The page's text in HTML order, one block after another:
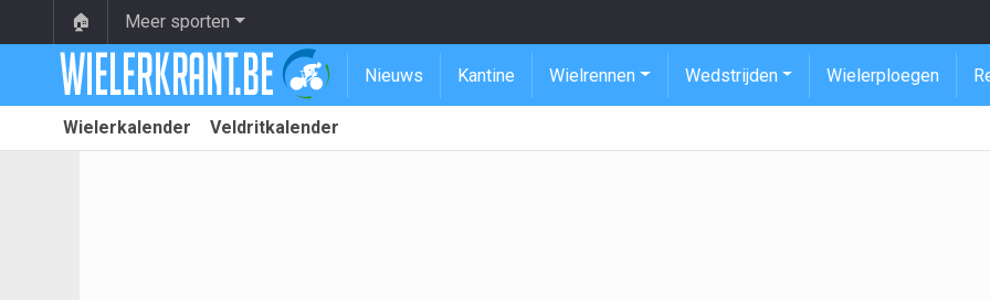
🏠 Meer sporten
Nieuws Kantine Wielrennen Wedstrijden Wielerploegen
Wielerkalender Veldritkalender